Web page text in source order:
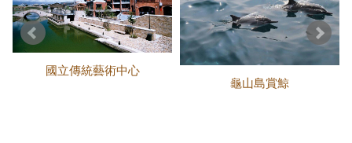
國立傳統藝術中心
龜山島賞鯨